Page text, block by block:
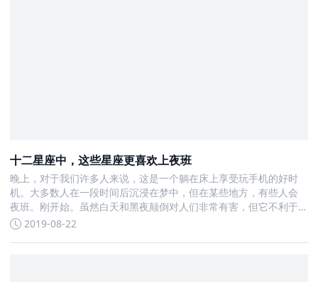
十二星座中，这些星座更喜欢上夜班
晚上，对于我们许多人来说，这是一个躺在床上享受玩手机的好时
机。大多数人在一段时间后沉浸在梦中，但在某些地方，有些人会
夜班。刚开始。虽然白天和黑夜颠倒对人们非常有害，但它不利于
健康2019-08-22